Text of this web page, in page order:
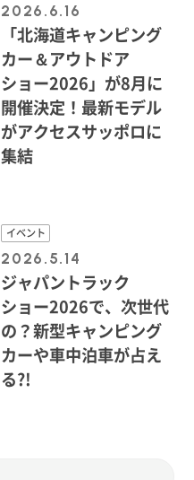
2026.6.16
「北海道キャンピング
カー＆アウトドア
ショー2026」が8月に
開催決定！最新モデル
がアクセスサッポロに
集結
イベント
2026.5.14
ジャパントラック
ショー2026で、次世代
の？新型キャンピング
カーや車中泊車が占え
る?!